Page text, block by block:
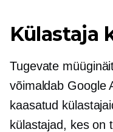
Külastaja
Tugevate
võimaldab Google
kaasatud
külastajad, kes on